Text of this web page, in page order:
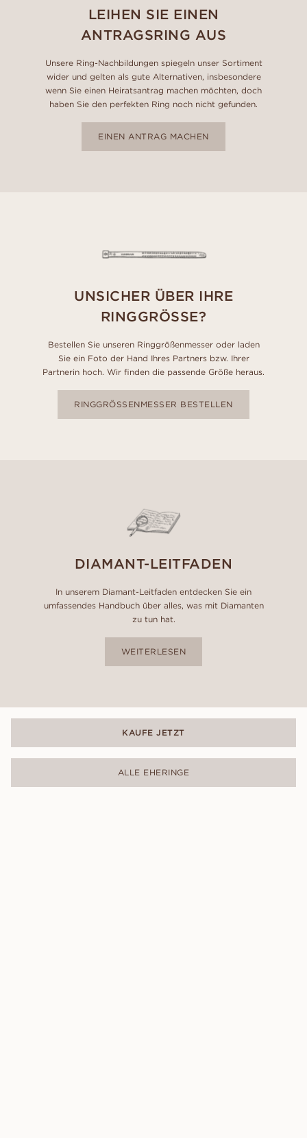
LEIHEN SIE EINEN
ANTRAGSRING AUS
Unsere Ring-Nachbildungen spiegeln unser Sortiment
wider und gelten als gute Alternativen, insbesondere
wenn Sie einen Heiratsantrag machen möchten, doch
haben Sie den perfekten Ring noch nicht gefunden.
EINEN ANTRAG MACHEN
UNSICHER ÜBER IHRE
RINGGRÖSSE?
Bestellen Sie unseren Ringgrößenmesser oder laden
Sie ein Foto der Hand Ihres Partners bzw. Ihrer
Partnerin hoch. Wir finden die passende Größe heraus.
RINGGRÖSSENMESSER BESTELLEN
DIAMANT-LEITFADEN
In unserem Diamant-Leitfaden entdecken Sie ein
umfassendes Handbuch über alles, was mit Diamanten
zu tun hat.
WEITERLESEN
KAUFE JETZT
ALLE EHERINGE